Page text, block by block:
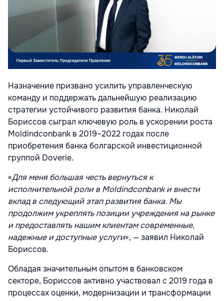
Назначение призвано усилить управленческую
команду и поддержать дальнейшую реализацию
стратегии устойчивого развития банка. Николай
Бориссов сыграл ключевую роль в ускорении роста
Moldindconbank в 2019–2022 годах после
приобретения банка болгарской инвестиционной
группой Doverie.
«Для меня большая честь вернуться к
исполнительной роли в Moldindconbank и внести
вклад в следующий этап развития банка. Мы
продолжим укреплять позиции учреждения на рынке
и предоставлять нашим клиентам современные,
надежные и доступные услуги», — заявил Николай
Бориссов.
Обладая значительным опытом в банковском
секторе, Бориссов активно участвовал с 2019 года в
процессах оценки, модернизации и трансформации